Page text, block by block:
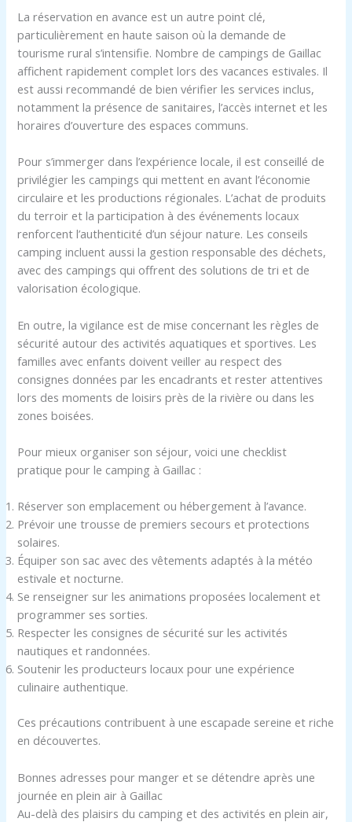
La réservation en avance est un autre point clé,
particulièrement en haute saison où la demande de
tourisme rural s’intensifie. Nombre de campings de Gaillac
affichent rapidement complet lors des vacances estivales. Il
est aussi recommandé de bien vérifier les services inclus,
notamment la présence de sanitaires, l’accès internet et les
horaires d’ouverture des espaces communs.
Pour s’immerger dans l’expérience locale, il est conseillé de
privilégier les campings qui mettent en avant l’économie
circulaire et les productions régionales. L’achat de produits
du terroir et la participation à des événements locaux
renforcent l’authenticité d’un séjour nature. Les conseils
camping incluent aussi la gestion responsable des déchets,
avec des campings qui offrent des solutions de tri et de
valorisation écologique.
En outre, la vigilance est de mise concernant les règles de
sécurité autour des activités aquatiques et sportives. Les
familles avec enfants doivent veiller au respect des
consignes données par les encadrants et rester attentives
lors des moments de loisirs près de la rivière ou dans les
zones boisées.
Pour mieux organiser son séjour, voici une checklist
pratique pour le camping à Gaillac :
Réserver son emplacement ou hébergement à l’avance.
Prévoir une trousse de premiers secours et protections
solaires.
Équiper son sac avec des vêtements adaptés à la météo
estivale et nocturne.
Se renseigner sur les animations proposées localement et
programmer ses sorties.
Respecter les consignes de sécurité sur les activités
nautiques et randonnées.
Soutenir les producteurs locaux pour une expérience
culinaire authentique.
Ces précautions contribuent à une escapade sereine et riche
en découvertes.
Bonnes adresses pour manger et se détendre après une
journée en plein air à Gaillac
Au-delà des plaisirs du camping et des activités en plein air,